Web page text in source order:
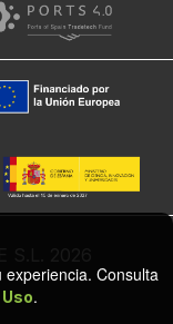
2026
Consulta
.